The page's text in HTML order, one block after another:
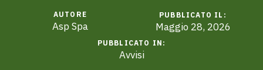
AUTORE
Asp Spa
PUBBLICATO IL:
Maggio 28, 2026
PUBBLICATO IN:
Avvisi